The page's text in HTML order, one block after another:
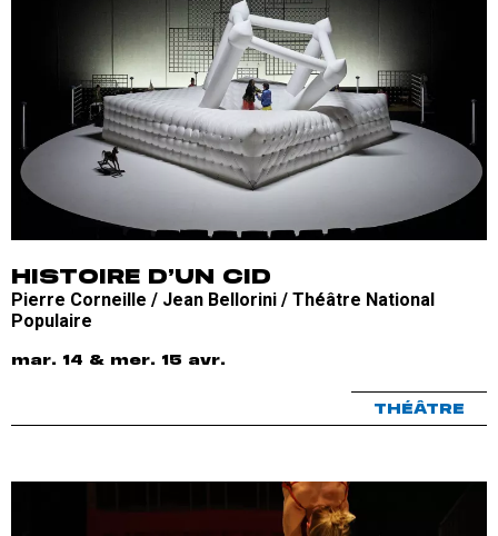
HISTOIRE D’UN CID
Pierre Corneille / Jean Bellorini / Théâtre National
Populaire
THÉÂTRE
mar. 14 & mer. 15 avr.